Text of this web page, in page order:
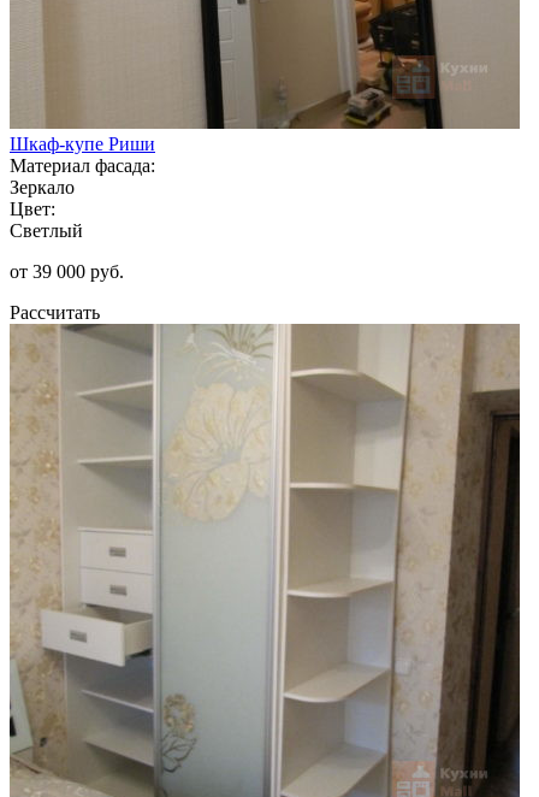
Шкаф-купе Риши
Материал фасада:
Зеркало
Цвет:
Светлый
от 39 000 руб.
Рассчитать